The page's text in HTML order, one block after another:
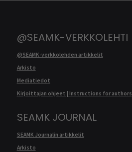
@SEAMK-VERKKOLEHTI
@SEAMK-verkkolehden artikkelit
Arkisto
Mediatiedot
Kirjoittajan ohjeet | Instructions for authors
SEAMK JOURNAL
SEAMK Journalin artikkelit
Arkisto